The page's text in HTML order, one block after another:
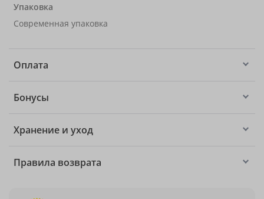
Упаковка
Современная упаковка
Оплата
Бонусы
Хранение и уход
Правила возврата